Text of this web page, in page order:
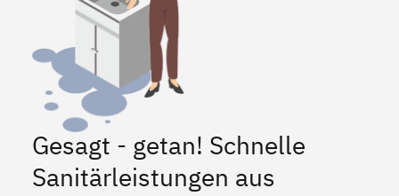
Gesagt - getan! Schnelle
Sanitärleistungen aus